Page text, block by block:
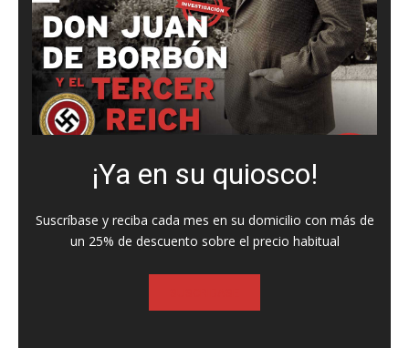
¡Ya en su quiosco!
Suscríbase y reciba cada mes en su domicilio con más de
un 25% de descuento sobre el precio habitual